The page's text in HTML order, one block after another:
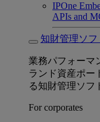
IPOne
APIs and
知財管理ソフ
業務パフォーマ
ランド資産ポー
る知財管理ソフ
For corporates